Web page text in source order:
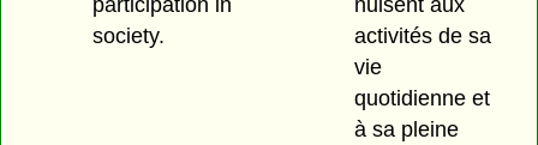
society.
activités de sa
vie
quotidienne et
à sa pleine